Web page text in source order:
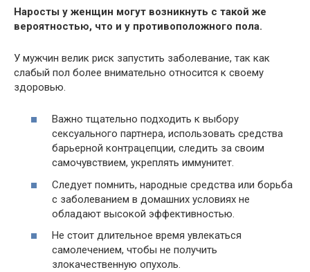
Наросты у женщин могут возникнуть с такой же
вероятностью, что и у противоположного пола.
У мужчин велик риск запустить заболевание, так как
слабый пол более внимательно относится к своему
здоровью.
Важно тщательно подходить к выбору
сексуального партнера, использовать средства
барьерной контрацепции, следить за своим
самочувствием, укреплять иммунитет.
Следует помнить, народные средства или борьба
с заболеванием в домашних условиях не
обладают высокой эффективностью.
Не стоит длительное время увлекаться
самолечением, чтобы не получить
злокачественную опухоль.